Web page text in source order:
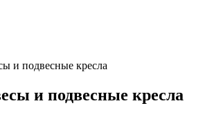
и подвесные кресла
и подвесные кресла